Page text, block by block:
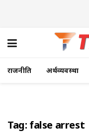
राजनीति अर्थव्यवस्था
Tag: false arrest